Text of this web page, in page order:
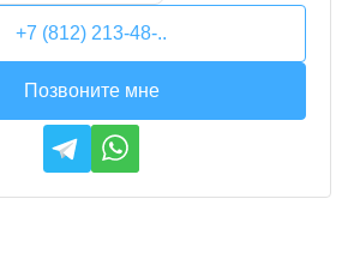
+7 (812) 213-48-..
Позвоните мне